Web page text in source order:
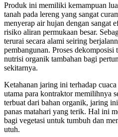
Produk ini memiliki kemampuan
tanah pada lereng yang sangat
menyerap air hujan dengan sangat
risiko aliran permukaan besar.
terurai secara alami seiring
pembangunan. Proses dekomposisi
nutrisi organik tambahan bagi
sekitarnya.
Ketahanan jaring ini terhadap
utama para kontraktor memilihnya
terbuat dari bahan organik, jaring
panas matahari yang terik. Hal ini
bagi vegetasi untuk tumbuh dan
utuh.